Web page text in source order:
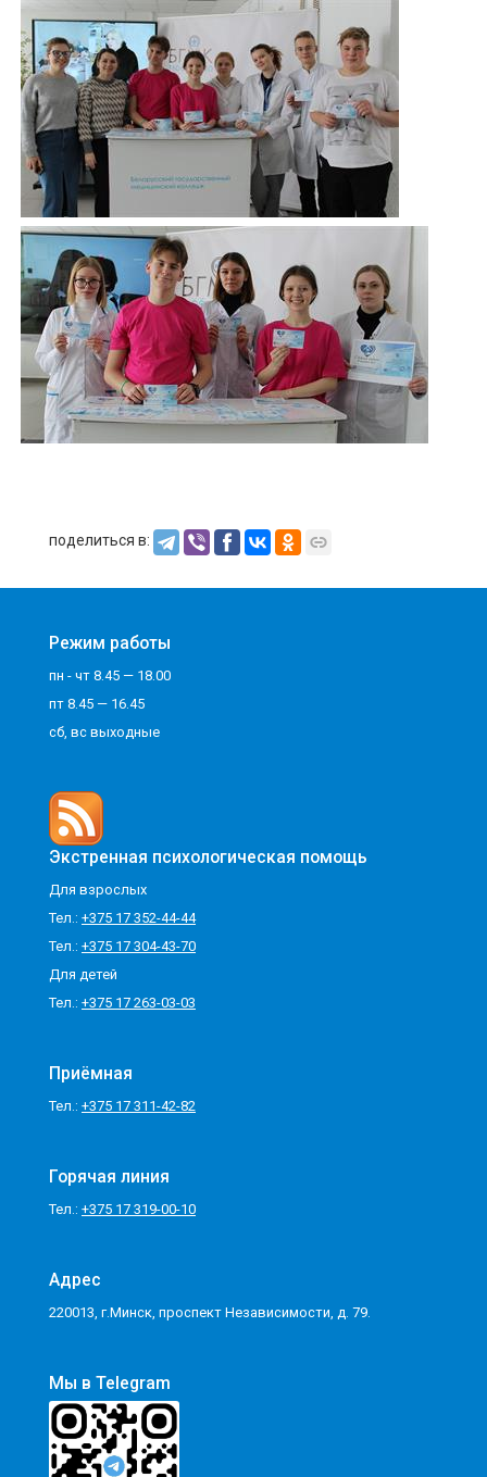
поделиться в:
Режим работы
пн - чт 8.45 — 18.00
пт 8.45 — 16.45
сб, вс выходные
Экстренная психологическая помощь
Для взрослых
Тел.: +375 17 352-44-44
Тел.: +375 17 304-43-70
Для детей
Тел.: +375 17 263-03-03
Приёмная
Тел.: +375 17 311-42-82
Горячая линия
Тел.: +375 17 319-00-10
Адрес
220013, г.Минск, проспект Независимости, д. 79.
Мы в Telegram